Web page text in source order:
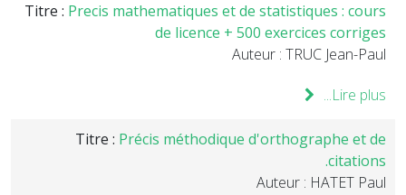
Titre : Precis mathematiques et de statistiques : cours
de licence + 500 exercices corriges
Auteur : TRUC Jean-Paul
Lire plus...
Titre : Précis méthodique d'orthographe et de
citations.
Auteur : HATET Paul